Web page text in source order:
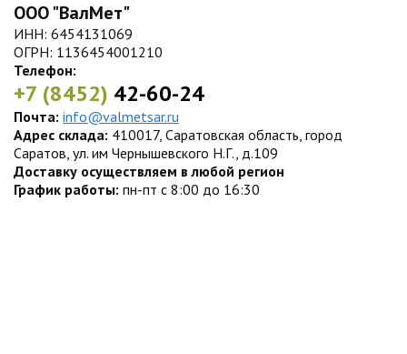
ООО "ВалМет"
ИНН: 6454131069
ОГРН: 1136454001210
Телефон:
+7 (8452) 42-60-24
Почта: info@valmetsar.ru
Адрес склада: 410017, Саратовская область, город
Саратов, ул. им Чернышевского Н.Г., д.109
Доставку осуществляем в любой регион
График работы: пн-пт с 8:00 до 16:30